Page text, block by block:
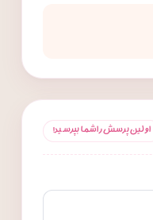
اولین پرسش را شما بپرسید!